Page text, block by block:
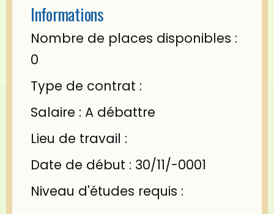
Informations
Nombre de places disponibles :
0
Type de contrat :
Salaire : A débattre
Lieu de travail :
Date de début : 30/11/-0001
Niveau d'études requis :